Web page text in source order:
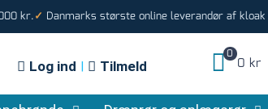
kr. ✓ Danmarks største online leverandør af
Log ind | Tilmeld
0
0 kr